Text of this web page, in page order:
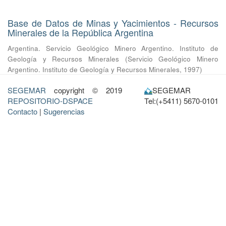
Base de Datos de Minas y Yacimientos - Recursos
Minerales de la República Argentina
Argentina. Servicio Geológico Minero Argentino. Instituto de
Geología y Recursos Minerales
(Servicio Geológico Minero
Argentino. Instituto de Geología y Recursos Minerales, 1997)
SEGEMAR copyright © 2019
REPOSITORIO-DSPACE
Contacto | Sugerencias
SEGEMAR
Tel:(+5411) 5670-0101